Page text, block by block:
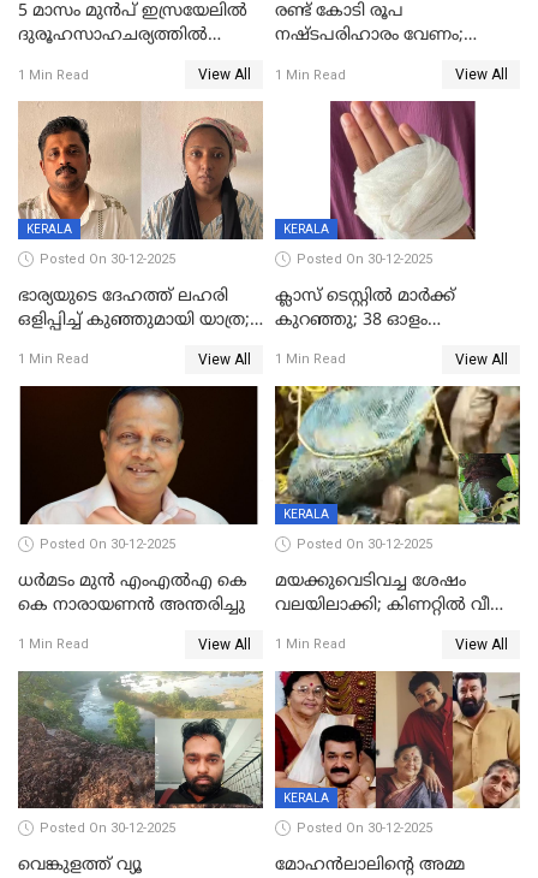
5 മാസം മുൻപ് ഇസ്രയേലിൽ
ദുരൂഹസാഹചര്യത്തിൽ
മലയാളി യുവാവിന്റെ ഭാര്യയും
മരിച്ചു
1 Min Read View All
രണ്ട് കോടി രൂപ
നഷ്ടപരിഹാരം വേണം;
നോട്ടീസയച്ച് ഉമാ തോമസ്
1 Min Read View All
KERALA
Posted On 30-12-2025
ഭാര്യയുടെ ദേഹത്ത് ലഹരി
ഒളിപ്പിച്ച് കുഞ്ഞുമായി യാത്ര;
പിടികൂടി പൊലീസ്
1 Min Read View All
KERALA
Posted On 30-12-2025
ക്ലാസ് ടെസ്റ്റിൽ മാർക്ക്
കുറഞ്ഞു; 38 ഓളം
സെന്ററിലെ അധ്യാപകന്‍
മർദിച്ചതായി പരാതി
1 Min Read View All
Posted On 30-12-2025
ധർമടം മുൻ എംഎല്‍എ കെ
കെ നാരായണന്‍ അന്തരിച്ചു
1 Min Read View All
KERALA
Posted On 30-12-2025
മയക്കുവെടിവച്ച ശേഷം
വലയിലാക്കി; കിണറ്റിൽ വീണ
1 Min Read View All
Posted On 30-12-2025
വെങ്കുളത്ത് വ്യൂ
KERALA
Posted On 30-12-2025
മോഹന്‍ലാലിന്‍റെ അമ്മ